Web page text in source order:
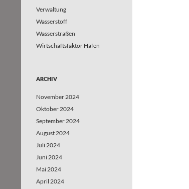
Verwaltung
Wasserstoff
Wasserstraßen
Wirtschaftsfaktor Hafen
ARCHIV
November 2024
Oktober 2024
September 2024
August 2024
Juli 2024
Juni 2024
Mai 2024
April 2024